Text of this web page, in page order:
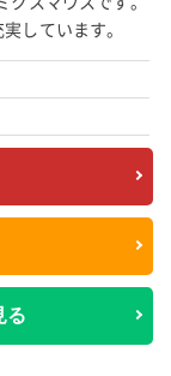
しています。
る